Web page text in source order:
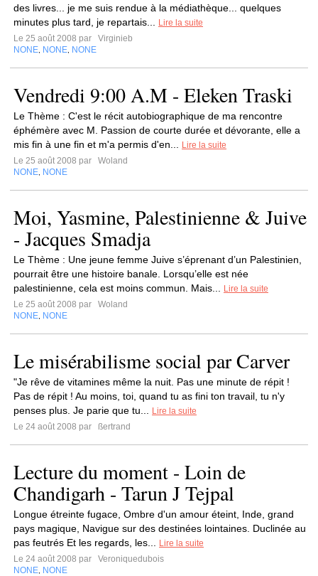
des livres... je me suis rendue à la médiathèque... quelques
minutes plus tard, je repartais...
Lire la suite
Le 25 août 2008 par
Virginieb
NONE NONE NONE
Vendredi 9:00 A.M - Eleken Traski
Le Thème : C'est le récit autobiographique de ma rencontre
éphémère avec M. Passion de courte durée et dévorante, elle a
mis fin à une fin et m'a permis d'en...
Lire la suite
Le 25 août 2008 par
Woland
NONE NONE
Moi, Yasmine, Palestinienne & Juive
- Jacques Smadja
Le Thème : Une jeune femme Juive s’éprenant d’un Palestinien,
pourrait être une histoire banale. Lorsqu’elle est née
palestinienne, cela est moins commun. Mais...
Lire la suite
Le 25 août 2008 par
Woland
NONE NONE
Le misérabilisme social par Carver
"Je rêve de vitamines même la nuit. Pas une minute de répit !
Pas de répit ! Au moins, toi, quand tu as fini ton travail, tu n'y
penses plus. Je parie que tu...
Lire la suite
Le 24 août 2008 par
ßertrand
Lecture du moment - Loin de
Chandigarh - Tarun J Tejpal
Longue étreinte fugace, Ombre d'un amour éteint, Inde, grand
pays magique, Navigue sur des destinées lointaines. Duclinée au
pas feutrés Et les regards, les...
Lire la suite
Le 24 août 2008 par
Veroniquedubois
NONE NONE